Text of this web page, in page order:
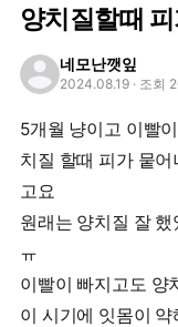
양치질할때
네모난깻잎
2024.08.19 · 조회
5개월 냥이고 이빨
치질 할때 피가 뭍
고요
원래는 양치질 잘
ㅠ
이빨이 빠지고도 양
이 시기에 잇몸이